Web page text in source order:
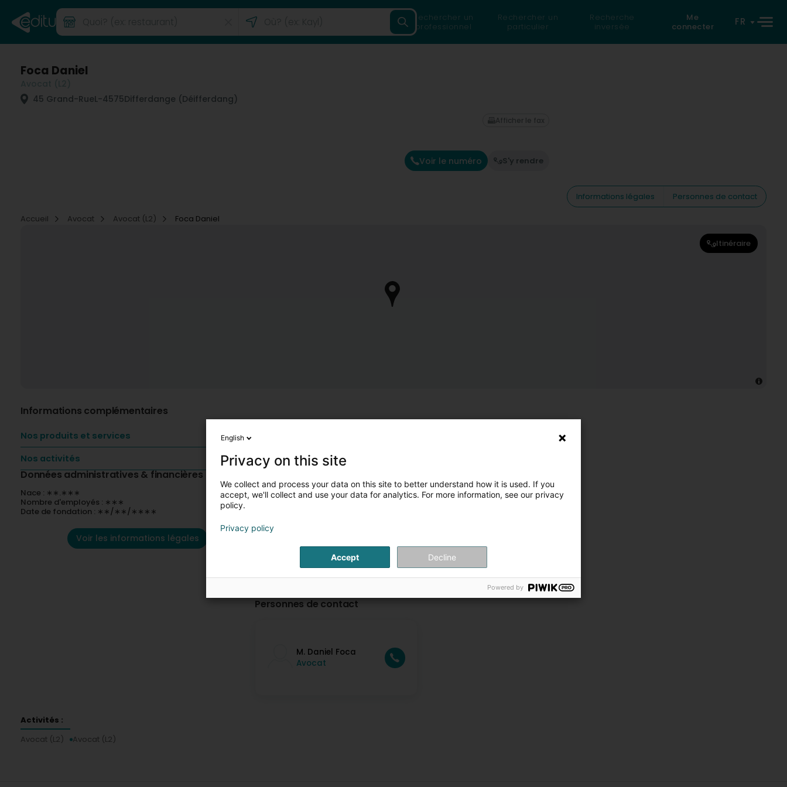
Rechercher un
professionnel
Rechercher un
particulier
Recherche
inversée
Me
connecter
FR
Foca Daniel
45 Grand-RueL-4575Differdange (Déifferdang)
Voir le numéro S'y rendre
Afficher le fax
Informations légales
Personnes de contact
Accueil
Avocat Avocat (L2) Foca Daniel
Itinéraire
Informations complémentaires
Nos produits et services
Nos activités
Données administratives & financières
Nace : ∗∗.∗∗∗
Nombre d'employés : ∗∗∗
Date de fondation : ∗∗/∗∗/∗∗∗∗
Voir les informations légales
Personnes de contact
M. Daniel Foca
Avocat
Activités :
Avocat (L2)
Avocat (L2)
English
Privacy on this site
We collect and process your data on this site to better understand how it is used. If you
accept, we'll collect and use your data for analytics. For more information, see our privacy
policy.
Privacy policy
Accept Decline
Powered by